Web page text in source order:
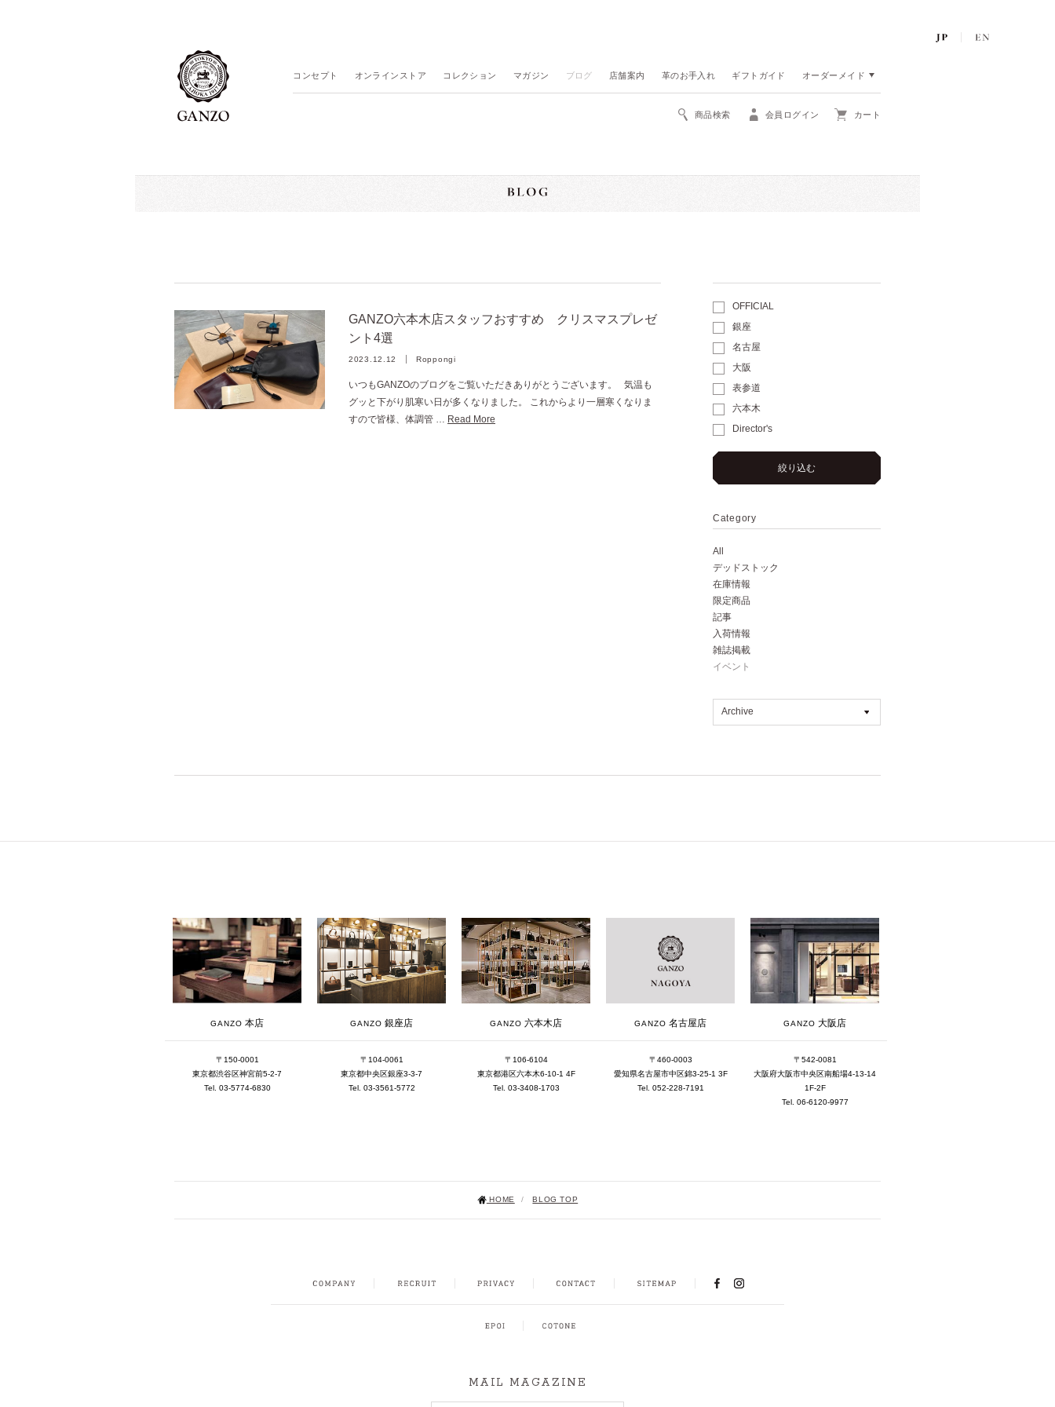
コンセプト オンラインストア コレクション マガジン ブログ 店舗案内 革のお手入れ ギフトガイド オーダーメイド
商品検索 会員ログイン カート
OFFICIAL
銀座
名古屋
大阪
表参道
六本木
Director's
絞り込む
Category
All
デッドストック
在庫情報
限定商品
記事
入荷情報
雑誌掲載
イベント
Archive
2026年5月 [1]
2026年1月 [2]
2025年12月 [2]
2025年11月 [6]
2025年10月 [8]
2025年2月 [5]
GANZO六本木店スタッフおすすめ クリスマスプレゼ
ント4選
2023.12.12 Roppongi
いつもGANZOのブログをご覧いただきありがとうございます。 気温も
グッと下がり肌寒い日が多くなりました。 これからより一層寒くなりま
すので皆様、体調管 … Read More
GANZO 本店
〒150-0001
東京都渋谷区神宮前5-2-7
Tel. 03-5774-6830
GANZO 銀座店
〒104-0061
東京都中央区銀座3-3-7
Tel. 03-3561-5772
GANZO 六本木店
〒106-6104
東京都港区六本木6-10-1 4F
Tel. 03-3408-1703
GANZO 名古屋店
〒460-0003
愛知県名古屋市中区錦3-25-1 3F
Tel. 052-228-7191
GANZO 大阪店
〒542-0081
大阪府大阪市中央区南船場4-13-14
1F-2F
Tel. 06-6120-9977
HOME / BLOG TOP
INSTAGRAM
MAIL MAGAZINE